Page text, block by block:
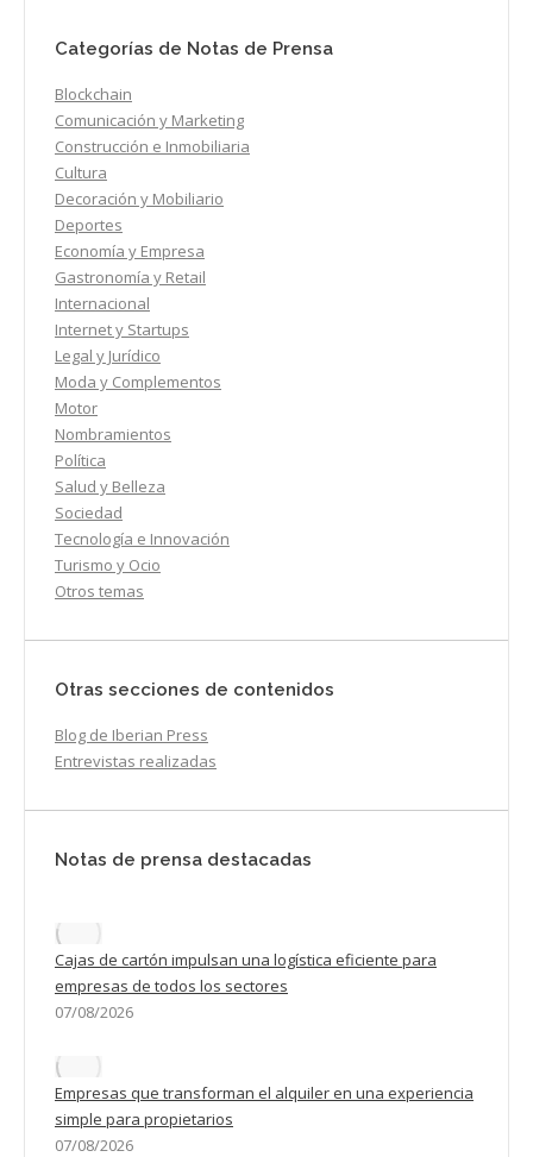
Categorías de Notas de Prensa
Blockchain
Comunicación y Marketing
Construcción e Inmobiliaria
Cultura
Decoración y Mobiliario
Deportes
Economía y Empresa
Gastronomía y Retail
Internacional
Internet y Startups
Legal y Jurídico
Moda y Complementos
Motor
Nombramientos
Política
Salud y Belleza
Sociedad
Tecnología e Innovación
Turismo y Ocio
Otros temas
Otras secciones de contenidos
Blog de Iberian Press
Entrevistas realizadas
Notas de prensa destacadas
Cajas de cartón impulsan una logística eficiente para
empresas de todos los sectores
07/08/2026
Empresas que transforman el alquiler en una experiencia
simple para propietarios
07/08/2026